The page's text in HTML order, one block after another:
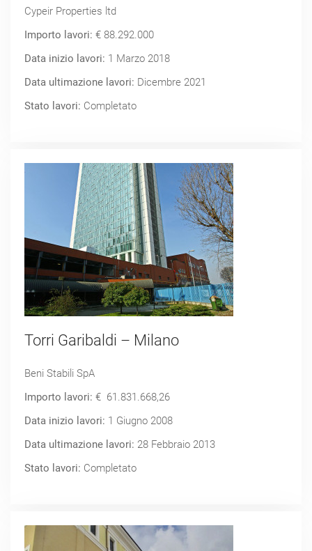
Cypeir Properties ltd
Importo lavori: € 88.292.000
Data inizio lavori: 1 Marzo 2018
Data ultimazione lavori: Dicembre 2021
Stato lavori: Completato
Torri Garibaldi – Milano
Beni Stabili SpA
Importo lavori: € 61.831.668,26
Data inizio lavori: 1 Giugno 2008
Data ultimazione lavori: 28 Febbraio 2013
Stato lavori: Completato